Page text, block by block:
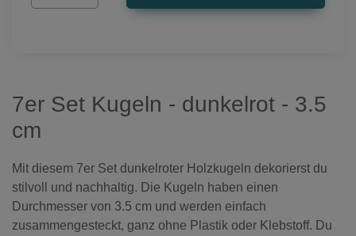
7er Set Kugeln - dunkelrot - 3.5
cm
Mit diesem 7er Set dunkelroter Holzkugeln dekorierst du
stilvoll und nachhaltig. Die Kugeln haben einen
Durchmesser von 3.5 cm und werden einfach
zusammengesteckt, ganz ohne Plastik oder Klebstoff. Du